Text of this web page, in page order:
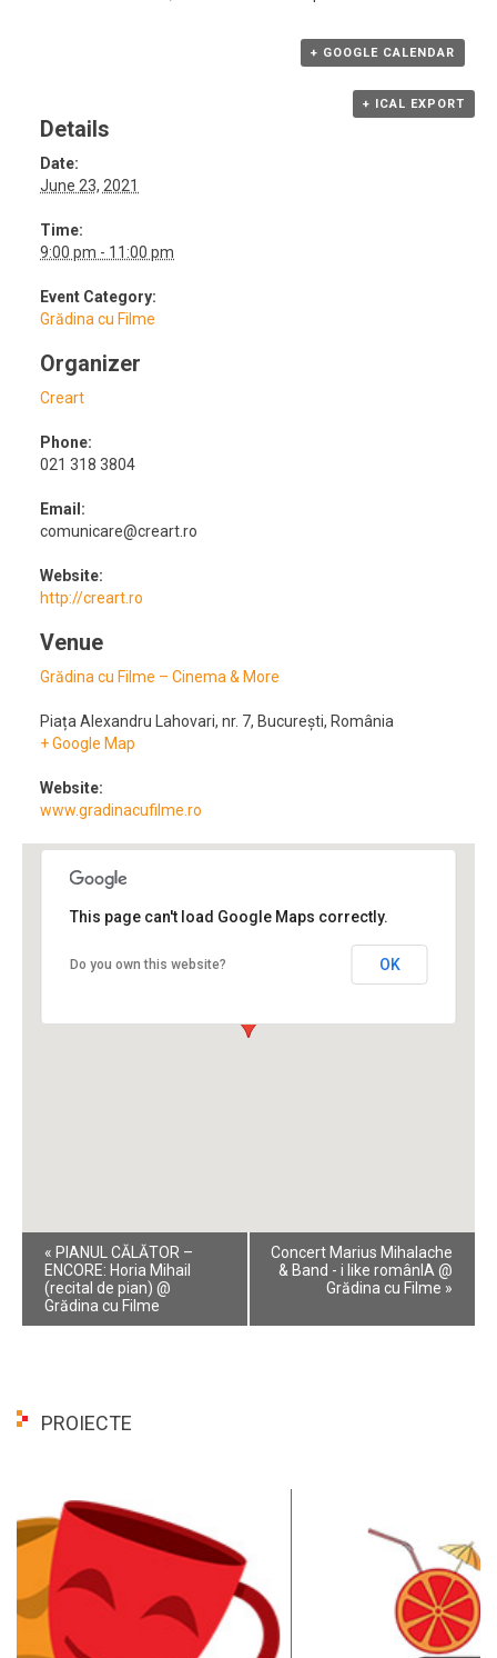
+ GOOGLE CALENDAR
+ ICAL EXPORT
Details
Date:
June 23, 2021
Time:
9:00 pm - 11:00 pm
Event Category:
Grădina cu Filme
Organizer
Creart
Phone:
021 318 3804
Email:
comunicare@creart.ro
Website:
http://creart.ro
Venue
Grădina cu Filme – Cinema & More
Piața Alexandru Lahovari, nr. 7, București, România
+ Google Map
Website:
www.gradinacufilme.ro
This page can't load Google Maps correctly.
Do you own this website? OK
Event
Navigation
« PIANUL CĂLĂTOR –
ENCORE: Horia Mihail
(recital de pian) @
Grădina cu Filme
Concert Marius Mihalache
& Band - i like românIA @
Grădina cu Filme »
PROIECTE